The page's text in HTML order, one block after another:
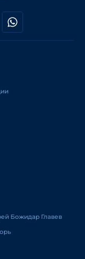
Божидар Главев